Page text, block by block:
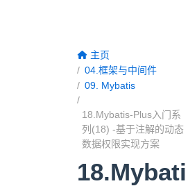
主页
04.框架与中间件
09. Mybatis
18.Mybatis-Plus入门系
列(18) -基于注解的动态
数据权限实现方案
18.Mybati